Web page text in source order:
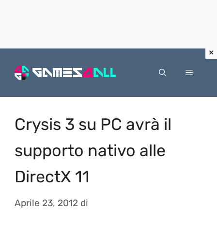
Menu
Crysis 3 su PC avrà il
supporto nativo alle
DirectX 11
Aprile 23, 2012 di